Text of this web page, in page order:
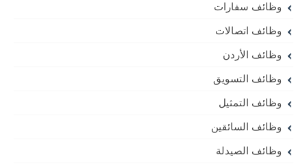
وظائف سفارات
وظائف اتصالات
وظائف الأردن
وظائف التسويق
وظائف التمثيل
وظائف السائقين
وظائف الصيدلة